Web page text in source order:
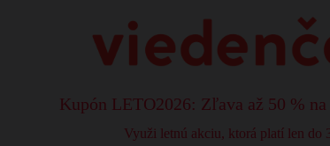
Kupón LETO2026: Zľava až 50 %
Využi letnú akciu, ktorá platí len do